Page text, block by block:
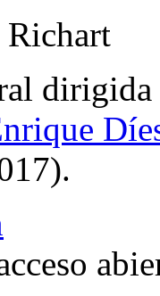
Richart